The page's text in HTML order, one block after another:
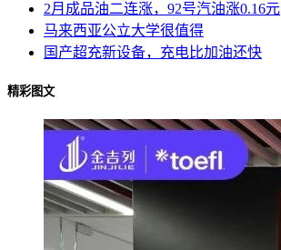
2月成品油二连涨，92号汽油涨0.16元
马来西亚公立大学很值得
国产超充新设备，充电比加油还快
精彩图文